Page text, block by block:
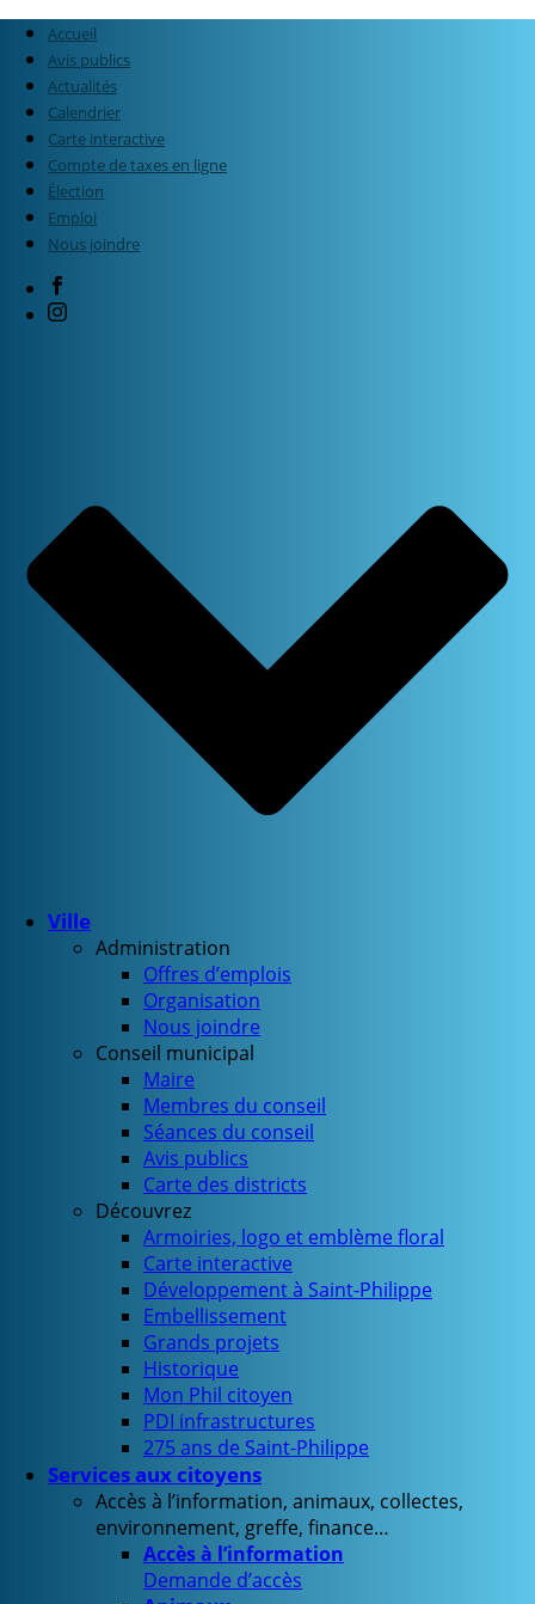
Accueil
Avis publics
Actualités
Calendrier
Carte interactive
Compte de taxes en ligne
Élection
Emploi
Nous joindre
Ville
Administration
Offres d’emplois
Organisation
Nous joindre
Conseil municipal
Maire
Membres du conseil
Séances du conseil
Avis publics
Carte des districts
Découvrez
Armoiries, logo et emblème floral
Carte interactive
Développement à Saint-Philippe
Embellissement
Grands projets
Historique
Mon Phil citoyen
PDI infrastructures
275 ans de Saint-Philippe
Services aux citoyens
Accès à l’information, animaux, collectes,
environnement, greffe, finance…
Accès à l’information
Demande d’accès